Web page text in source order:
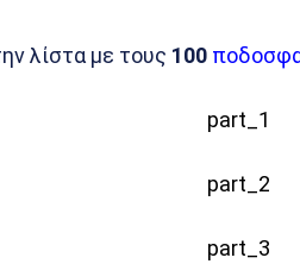
λίστα με τους 100